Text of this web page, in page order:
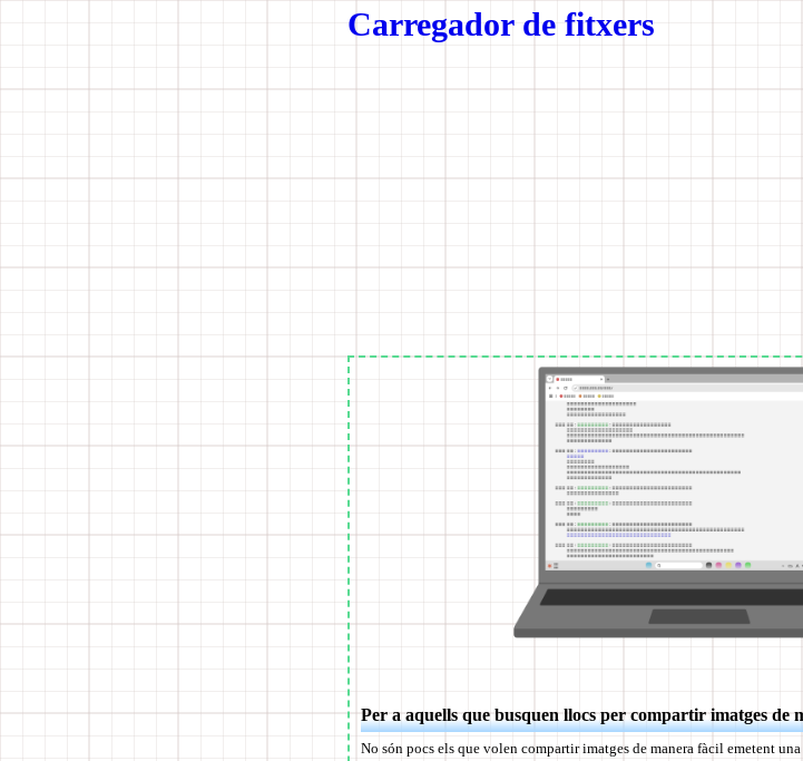
Carregador de fitxers
Per a aquells que busquen llocs per compartir imatges de
No són pocs els que volen compartir imatges de manera fàcil emetent